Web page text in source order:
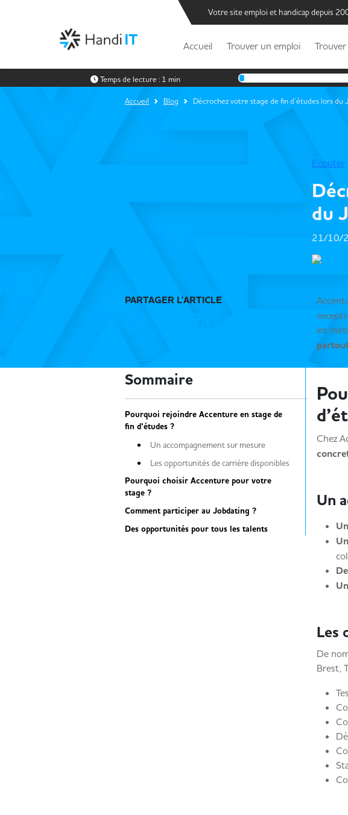
Votre site emploi et handicap depuis
Accueil Trouver un emploi
Temps de lecture : 1 min
Accueil Blog Décrochez votre stage de fin d’études lors
Ecouter
du
21/10/
PARTAGER L'ARTICLE
Sommaire
Pourquoi rejoindre Accenture en stage de
fin d’études ?
Un accompagnement sur mesure
Les opportunités de carrière disponibles
Pourquoi choisir Accenture pour votre
stage ?
Comment participer au Jobdating ?
Des opportunités pour tous les talents
les
Chez
Un
Les
De
Brest,